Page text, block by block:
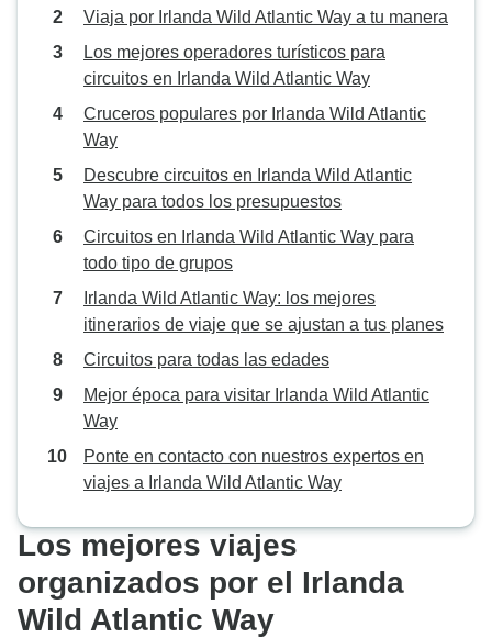
Viaja por Irlanda Wild Atlantic Way a tu manera
Los mejores operadores turísticos para
circuitos en Irlanda Wild Atlantic Way
Cruceros populares por Irlanda Wild Atlantic
Way
Descubre circuitos en Irlanda Wild Atlantic
Way para todos los presupuestos
Circuitos en Irlanda Wild Atlantic Way para
todo tipo de grupos
Irlanda Wild Atlantic Way: los mejores
itinerarios de viaje que se ajustan a tus planes
Circuitos para todas las edades
Mejor época para visitar Irlanda Wild Atlantic
Way
Ponte en contacto con nuestros expertos en
viajes a Irlanda Wild Atlantic Way
Los mejores viajes
organizados por el Irlanda
Wild Atlantic Way